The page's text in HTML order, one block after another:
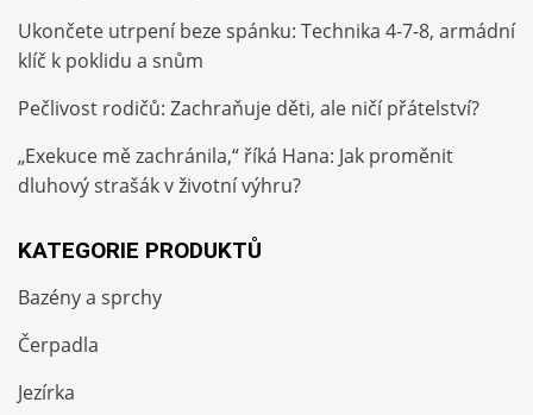
Ukončete utrpení beze spánku: Technika 4-7-8, armádní
klíč k poklidu a snům
Pečlivost rodičů: Zachraňuje děti, ale ničí přátelství?
„Exekuce mě zachránila,“ říká Hana: Jak proměnit
dluhový strašák v životní výhru?
KATEGORIE PRODUKTŮ
Bazény a sprchy
Čerpadla
Jezírka